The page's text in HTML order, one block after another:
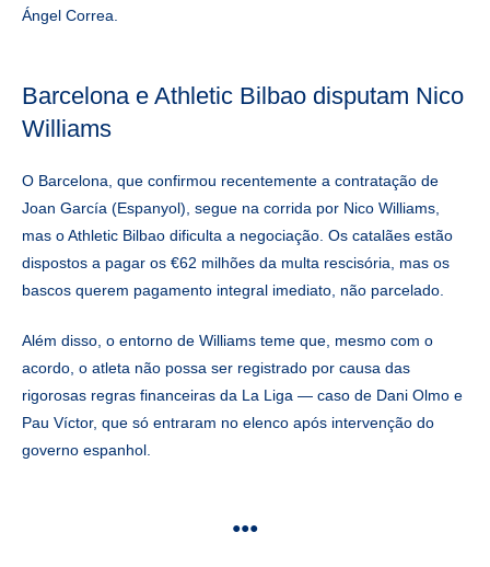
Ángel Correa.
Barcelona e Athletic Bilbao disputam Nico
Williams
O Barcelona, que confirmou recentemente a contratação de
Joan García (Espanyol), segue na corrida por Nico Williams,
mas o Athletic Bilbao dificulta a negociação. Os catalães estão
dispostos a pagar os €62 milhões da multa rescisória, mas os
bascos querem pagamento integral imediato, não parcelado.
Além disso, o entorno de Williams teme que, mesmo com o
acordo, o atleta não possa ser registrado por causa das
rigorosas regras financeiras da La Liga — caso de Dani Olmo e
Pau Víctor, que só entraram no elenco após intervenção do
governo espanhol.
●●●